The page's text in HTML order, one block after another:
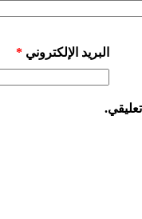
البريد الإلكتروني *